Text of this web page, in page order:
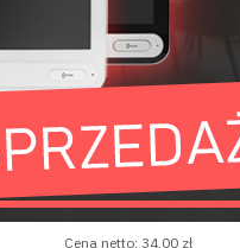
LB8/1,0A/PTC moduł
bezpiecznikowy
AWZ579
Cena brutto: 41,82 zł
Cena netto: 34,00 zł